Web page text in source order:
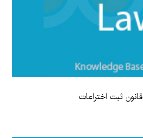
قانون ثبت اختراعات